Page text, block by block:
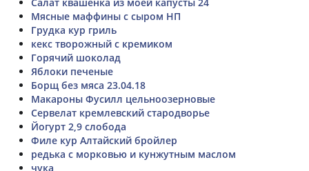
Мясные маффины с сыром НП
Грудка кур гриль
кекс творожный с кремиком
Горячий шоколад
Яблоки печеные
Борщ без мяса 23.04.18
Макароны Фусилл цельноозерновые
Сервелат кремлевский стародворье
Йогурт 2,9 слобода
Филе кур Алтайский бройлер
редька с морковью и кунжутным маслом
чука